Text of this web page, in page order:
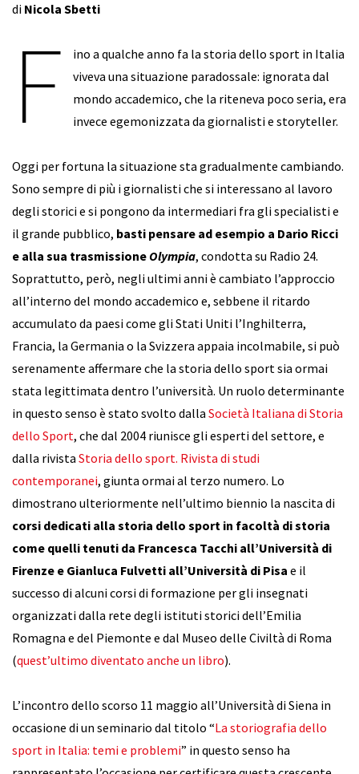
di Nicola Sbetti
F
ino a qualche anno fa la storia dello sport in Italia
viveva una situazione paradossale: ignorata dal
mondo accademico, che la riteneva poco seria, era
invece egemonizzata da giornalisti e storyteller.
Oggi per fortuna la situazione sta gradualmente cambiando.
Sono sempre di più i giornalisti che si interessano al lavoro
degli storici e si pongono da intermediari fra gli specialisti e
il grande pubblico, basti pensare ad esempio a Dario Ricci
e alla sua trasmissione Olympia, condotta su Radio 24.
Soprattutto, però, negli ultimi anni è cambiato l’approccio
all’interno del mondo accademico e, sebbene il ritardo
accumulato da paesi come gli Stati Uniti l’Inghilterra,
Francia, la Germania o la Svizzera appaia incolmabile, si può
serenamente affermare che la storia dello sport sia ormai
stata legittimata dentro l’università. Un ruolo determinante
in questo senso è stato svolto dalla Società Italiana di Storia
dello Sport, che dal 2004 riunisce gli esperti del settore, e
dalla rivista Storia dello sport. Rivista di studi
contemporanei, giunta ormai al terzo numero. Lo
dimostrano ulteriormente nell’ultimo biennio la nascita di
corsi dedicati alla storia dello sport in facoltà di storia
come quelli tenuti da Francesca Tacchi all’Università di
Firenze e Gianluca Fulvetti all’Università di Pisa e il
successo di alcuni corsi di formazione per gli insegnati
organizzati dalla rete degli istituti storici dell’Emilia
Romagna e del Piemonte e dal Museo delle Civiltà di Roma
(quest’ultimo diventato anche un libro).
L’incontro dello scorso 11 maggio all’Università di Siena in
occasione di un seminario dal titolo “La storiografia dello
sport in Italia: temi e problemi” in questo senso ha